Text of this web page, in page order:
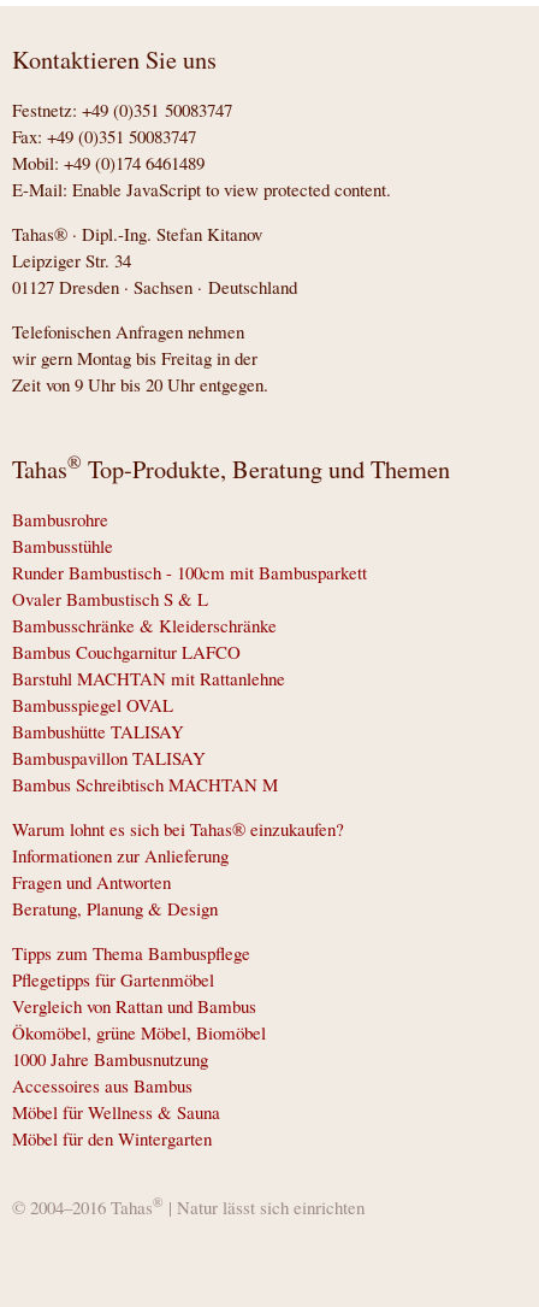
Kontaktieren Sie uns
Festnetz: +49 (0)351 50083747
Fax: +49 (0)351 50083747
Mobil: +49 (0)174 6461489
E-Mail: Enable JavaScript to view protected content.
Tahas® · Dipl.-Ing. Stefan Kitanov
Leipziger Str. 34
01127 Dresden · Sachsen · Deutschland
Telefonischen Anfragen nehmen
wir gern Montag bis Freitag in der
Zeit von 9 Uhr bis 20 Uhr entgegen.
Tahas® Top-Produkte, Beratung und Themen
Bambusrohre
Bambusstühle
Runder Bambustisch - 100cm mit Bambusparkett
Ovaler Bambustisch S & L
Bambusschränke & Kleiderschränke
Bambus Couchgarnitur LAFCO
Barstuhl MACHTAN mit Rattanlehne
Bambusspiegel OVAL
Bambushütte TALISAY
Bambuspavillon TALISAY
Bambus Schreibtisch MACHTAN M
Warum lohnt es sich bei Tahas® einzukaufen?
Informationen zur Anlieferung
Fragen und Antworten
Beratung, Planung & Design
Tipps zum Thema Bambuspflege
Pflegetipps für Gartenmöbel
Vergleich von Rattan und Bambus
Ökomöbel, grüne Möbel, Biomöbel
1000 Jahre Bambusnutzung
Accessoires aus Bambus
Möbel für Wellness & Sauna
Möbel für den Wintergarten
© 2004–2016 Tahas® | Natur lässt sich einrichten